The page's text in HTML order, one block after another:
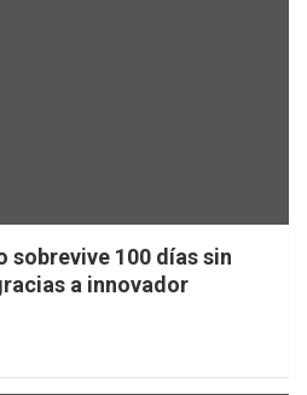
sobrevive 100 días sin
a innovador